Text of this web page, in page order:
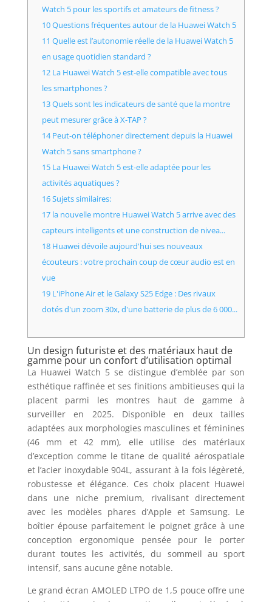
Watch 5 pour les sportifs et amateurs de fitness ?
10 Questions fréquentes autour de la Huawei Watch 5
11 Quelle est l’autonomie réelle de la Huawei Watch 5
en usage quotidien standard ?
12 La Huawei Watch 5 est-elle compatible avec tous
les smartphones ?
13 Quels sont les indicateurs de santé que la montre
peut mesurer grâce à X-TAP ?
14 Peut-on téléphoner directement depuis la Huawei
Watch 5 sans smartphone ?
15 La Huawei Watch 5 est-elle adaptée pour les
activités aquatiques ?
16 Sujets similaires:
17 la nouvelle montre Huawei Watch 5 arrive avec des
capteurs intelligents et une construction de nivea...
18 Huawei dévoile aujourd'hui ses nouveaux
écouteurs : votre prochain coup de cœur audio est en
vue
19 L'iPhone Air et le Galaxy S25 Edge : Des rivaux
dotés d'un zoom 30x, d'une batterie de plus de 6 000...
Un design futuriste et des matériaux haut de
gamme pour un confort d’utilisation optimal
La Huawei Watch 5 se distingue d’emblée par son
esthétique raffinée et ses finitions ambitieuses qui la
placent parmi les montres haut de gamme à
surveiller en 2025. Disponible en deux tailles
adaptées aux morphologies masculines et féminines
(46 mm et 42 mm), elle utilise des matériaux
d’exception comme le titane de qualité aérospatiale
et l’acier inoxydable 904L, assurant à la fois légèreté,
robustesse et élégance. Ces choix placent Huawei
dans une niche premium, rivalisant directement
avec les modèles phares d’Apple et Samsung. Le
boîtier épouse parfaitement le poignet grâce à une
conception ergonomique pensée pour le porter
durant toutes les activités, du sommeil au sport
intensif, sans aucune gêne notable.
Le grand écran AMOLED LTPO de 1,5 pouce offre une